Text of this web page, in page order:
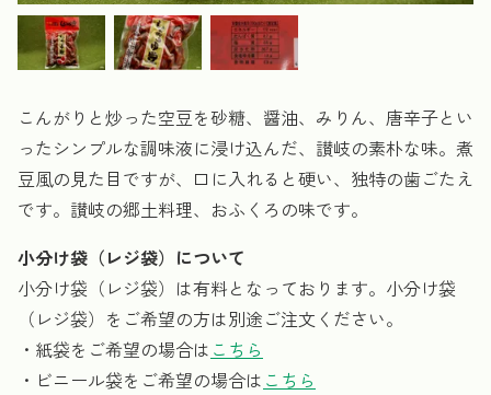
こんがりと炒った空豆を砂糖、醤油、みりん、唐辛子とい
ったシンプルな調味液に浸け込んだ、讃岐の素朴な味。煮
豆風の見た目ですが、口に入れると硬い、独特の歯ごたえ
です。讃岐の郷土料理、おふくろの味です。
小分け袋（レジ袋）について
小分け袋（レジ袋）は有料となっております。小分け袋
（レジ袋）をご希望の方は別途ご注文ください。
・紙袋をご希望の場合は こちら
・ビニール袋をご希望の場合は こちら